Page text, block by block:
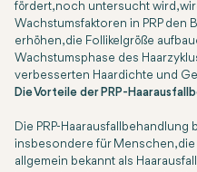
fördert, noch untersucht wird,
Wachstumsfaktoren in PRP den
erhöhen, die Follikelgröße
Wachstumsphase des
verbesserten Haardichte und
Die Vorteile der PRP-
Die PRP-Haarausfallbehandlung
insbesondere für Menschen,
allgemein bekannt als